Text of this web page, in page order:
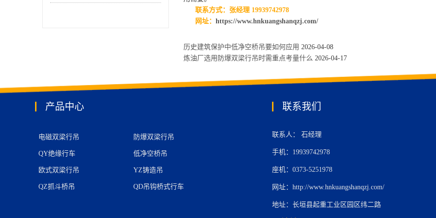
联系方式：张经理 19939742978
网址： https://www.hnkuangshanqzj.com/
历史建筑保护中低净空桥吊要如何应用 2026-04-08
炼油厂选用防爆双梁行吊时需重点考量什么 2026-04-17
产品中心
电磁双梁行吊 防爆双梁行吊
QY绝缘行车 低净空桥吊
欧式双梁行吊 YZ铸造吊
QZ抓斗桥吊 QD吊钩桥式行车
联系我们
联系人： 石经理
手机：19939742978
座机：0373-5251978
网址：http://www.hnkuangshanqzj.com/
地址：长垣县起重工业区园区纬二路